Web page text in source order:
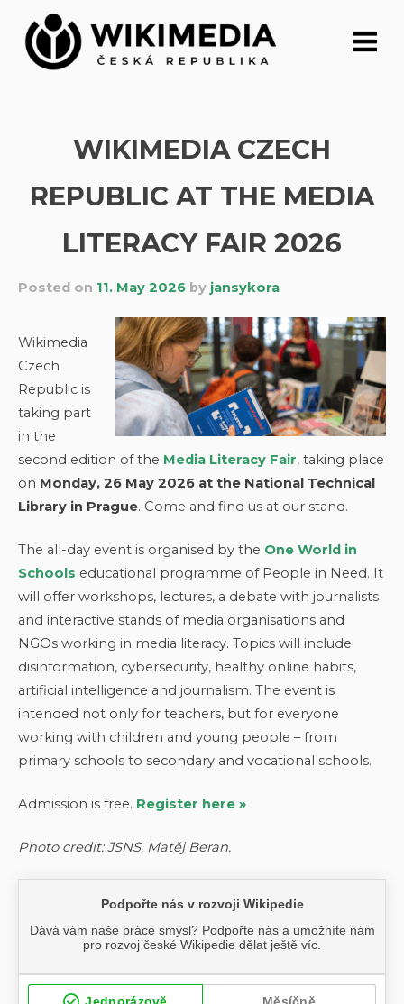
content
WIKIMEDIA CZECH
REPUBLIC AT THE MEDIA
LITERACY FAIR 2026
Posted on 11. May 2026 by jansykora
Wikimedia
Czech
Republic is
taking part
in the
second edition of the Media Literacy Fair, taking place
on Monday, 26 May 2026 at the National Technical
Library in Prague. Come and find us at our stand.
The all-day event is organised by the One World in
Schools educational programme of People in Need. It
will offer workshops, lectures, a debate with journalists
and interactive stands of media organisations and
NGOs working in media literacy. Topics will include
disinformation, cybersecurity, healthy online habits,
artificial intelligence and journalism. The event is
intended not only for teachers, but for everyone
working with children and young people – from
primary schools to secondary and vocational schools.
Admission is free. Register here »
Photo credit: JSNS, Matěj Beran.